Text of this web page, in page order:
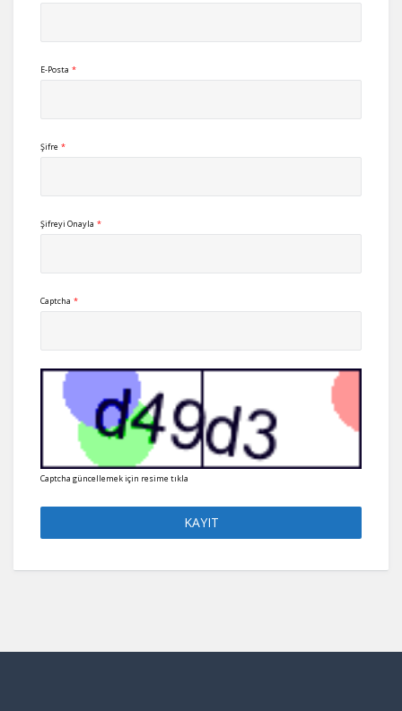
E-Posta *
Şifre *
Şifreyi Onayla *
Captcha *
Captcha güncellemek için resime tıkla